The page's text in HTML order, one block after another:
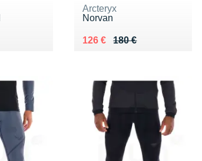
Arcteryx
Norvan
180 €
Au lieu de 180 €
126 €
Vendu 126 €